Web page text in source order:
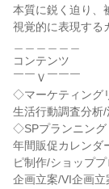
本質に鋭く迫り、
視覚的に表現する
コンテンツ
￣￣Ｖ￣￣￣
◇マーケティング
生活行動調査分析
◇SPプランニング
年間販促カレンダ
ピ制作/ショップ
企画立案/VI企画立